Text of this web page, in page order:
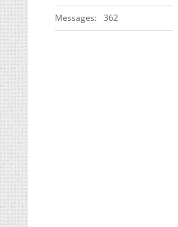
Messages 362